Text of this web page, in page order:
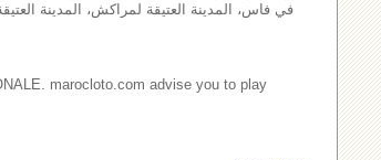
في فاس، المدينة العتيقة لمراكش، المدينة
marocloto.com advise you to play